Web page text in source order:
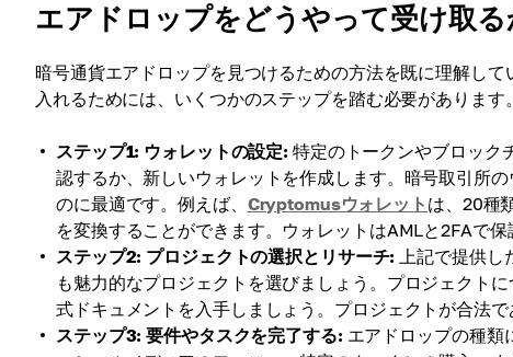
エアドロップをどうやって受け取る
暗号通貨エアドロップを見つけるための方法を既に理解し
入れるためには、いくつかのステップを踏む必要があります
ステップ1: ウォレットの設定: 特定のトークンやブロック
認するか、新しいウォレットを作成します。暗号取引所
のに最適です。例えば、 Cryptomusウォレット は、20種
を変換することができます。ウォレットはAMLと2FAで保
ステップ2: プロジェクトの選択とリサーチ: 上記で提供し
も魅力的なプロジェクトを選びましょう。プロジェクト
式ドキュメントを入手しましょう。プロジェクトが合法で
ステップ3: 要件やタスクを完了する: エアドロップの種類